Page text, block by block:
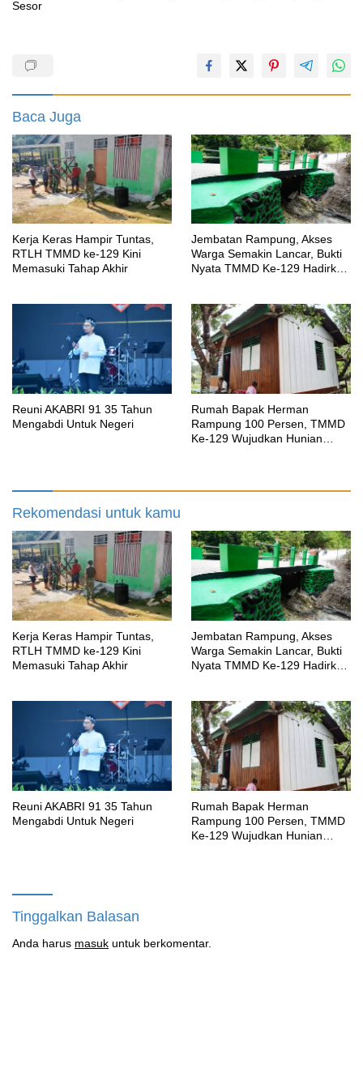
Sesor
Baca Juga
Kerja Keras Hampir Tuntas,
RTLH TMMD ke-129 Kini
Memasuki Tahap Akhir
Jembatan Rampung, Akses
Warga Semakin Lancar, Bukti
Nyata TMMD Ke-129 Hadirkan
Reuni AKABRI 91 35 Tahun
Mengabdi Untuk Negeri
Rumah Bapak Herman
Rampung 100 Persen, TMMD
Ke-129 Wujudkan Hunian
Rekomendasi untuk kamu
Kerja Keras Hampir Tuntas,
RTLH TMMD ke-129 Kini
Memasuki Tahap Akhir
Jembatan Rampung, Akses
Warga Semakin Lancar, Bukti
Nyata TMMD Ke-129 Hadirkan
Reuni AKABRI 91 35 Tahun
Mengabdi Untuk Negeri
Rumah Bapak Herman
Rampung 100 Persen, TMMD
Ke-129 Wujudkan Hunian
Tinggalkan Balasan
Anda harus masuk untuk berkomentar.